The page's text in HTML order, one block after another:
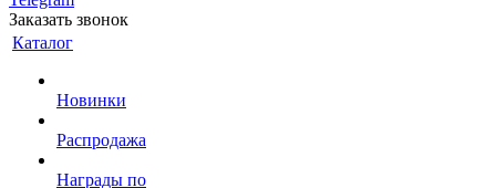
Заказать звонок
Каталог
Новинки
Распродажа
Награды по